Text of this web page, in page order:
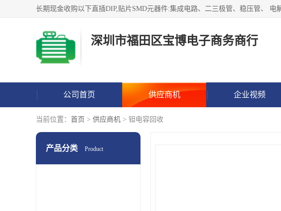
深圳市福田区宝博电子商务商行
公司首页 供应商机 企业视频
当前位置： 首页 > 供应商机 > 钽电容回收
产品分类 Product